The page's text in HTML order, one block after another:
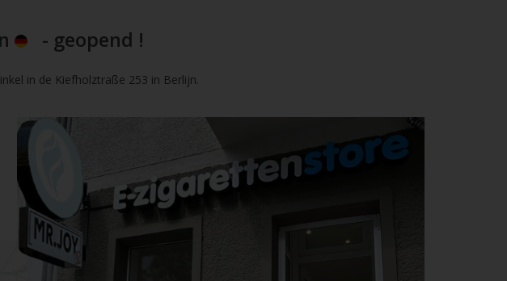
- geopend !
in de Kiefholztraße 253 in Berlijn.